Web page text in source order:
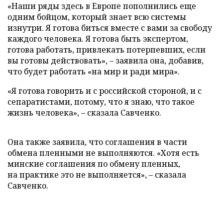
«Наши ряды здесь в Европе пополнились еще
одним бойцом, который знает всю системы
изнутри. Я готова биться вместе с вами за свободу
каждого человека. Я готова быть экспертом,
готова работать, привлекать потерпевших, если
вы готовы действовать», – заявила она, добавив,
что будет работать «на мир и ради мира».
«Я готова говорить и с российской стороной, и с
сепаратистами, потому, что я знаю, что такое
жизнь человека», – сказала Савченко.
Она также заявила, что соглашения в части
обмена пленными не выполняются. «Хотя есть
минские соглашения по обмену пленных,
на практике это не выполняется», – сказала
Савченко.